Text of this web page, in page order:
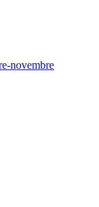
novembre